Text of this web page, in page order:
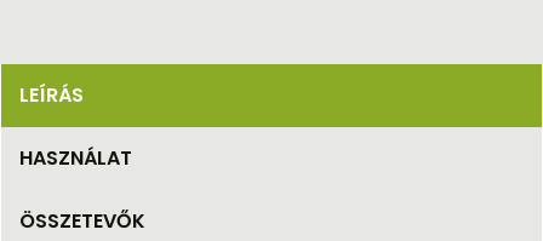
LEÍRÁS
HASZNÁLAT
ÖSSZETEVŐK